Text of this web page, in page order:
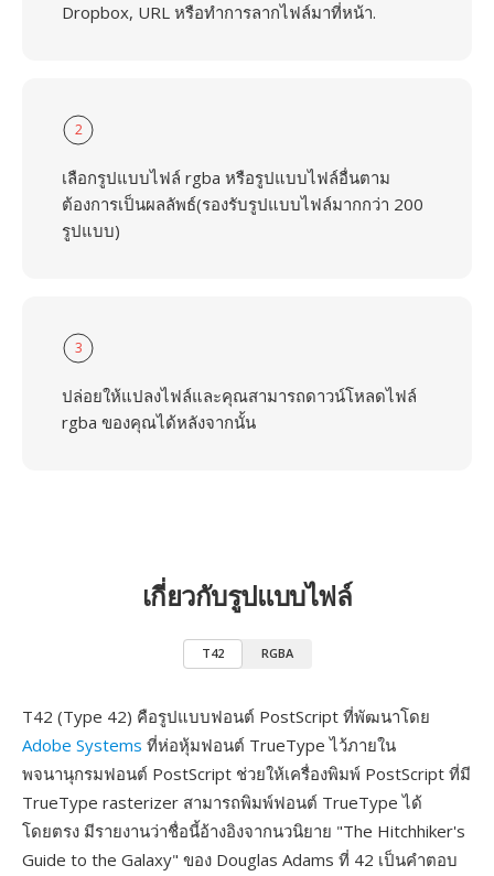
Dropbox, URL หรือทำการลากไฟล์มาที่หน้า.
2
เลือกรูปแบบไฟล์ rgba หรือรูปแบบไฟล์อื่นตาม
ต้องการเป็นผลลัพธ์(รองรับรูปแบบไฟล์มากกว่า 200
รูปแบบ)
3
ปล่อยให้แปลงไฟล์และคุณสามารถดาวน์โหลดไฟล์
rgba ของคุณได้หลังจากนั้น
เกี่ยวกับรูปแบบไฟล์
T42 RGBA
T42 (Type 42) คือรูปแบบฟอนต์ PostScript ที่พัฒนาโดย
Adobe Systems ที่ห่อหุ้มฟอนต์ TrueType ไว้ภายใน
พจนานุกรมฟอนต์ PostScript ช่วยให้เครื่องพิมพ์ PostScript ที่มี
TrueType rasterizer สามารถพิมพ์ฟอนต์ TrueType ได้
โดยตรง มีรายงานว่าชื่อนี้อ้างอิงจากนวนิยาย "The Hitchhiker's
Guide to the Galaxy" ของ Douglas Adams ที่ 42 เป็นคำตอบ